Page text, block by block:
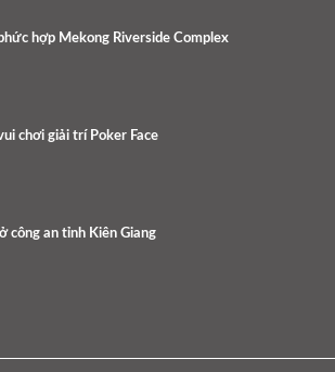
hợp Mekong Riverside Complex
chơi giải trí Poker Face
công an tỉnh Kiên Giang